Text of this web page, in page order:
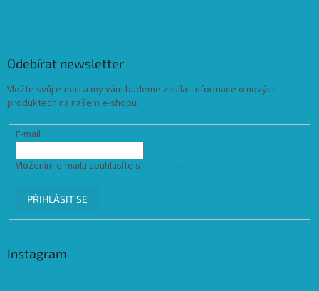
Odebírat newsletter
Vložte svůj e-mail a my vám budeme zasílat informace o nových
produktech na našem e-shopu.
E-mail
Vložením e-mailu souhlasíte s
PŘIHLÁSIT SE
Instagram